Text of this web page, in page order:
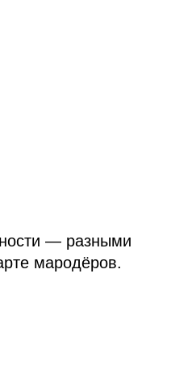
— разными
мародёров.